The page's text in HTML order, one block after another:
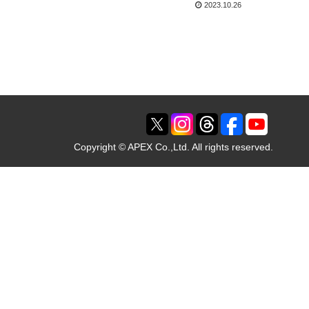
2023.10.26
Copyright © APEX Co.,Ltd. All rights reserved.